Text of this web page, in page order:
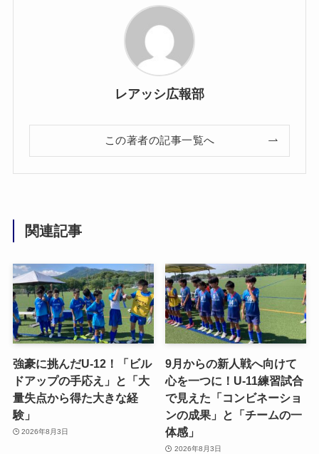
レアッシ広報部
この著者の記事一覧へ
関連記事
強豪に挑んだU-12！「ビル
ドアップの手応え」と「大
量失点から得た大きな経
験」
2026年8月3日
9月からの新人戦へ向けて
心を一つに！U-11練習試合
で見えた「コンビネーショ
ンの成果」と「チームの一
体感」
2026年8月3日